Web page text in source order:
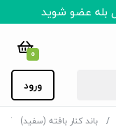
بله عضو شوید
0
ورود
باند کنار بافته (سفید)